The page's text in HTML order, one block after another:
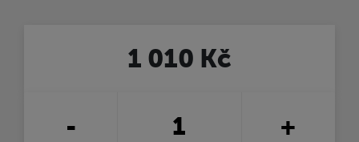
1 010 Kč
- +